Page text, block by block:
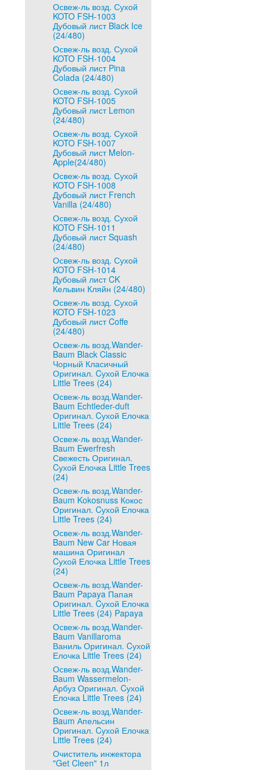
Освеж-ль возд. Сухой
KOTO FSH-1003
Дубовый лист Black Ice
(24/480)
Освеж-ль возд. Сухой
KOTO FSH-1004
Дубовый лист Pina
Colada (24/480)
Освеж-ль возд. Сухой
KOTO FSH-1005
Дубовый лист Lemon
(24/480)
Освеж-ль возд. Сухой
KOTO FSH-1007
Дубовый лист Melon-
Apple(24/480)
Освеж-ль возд. Сухой
KOTO FSH-1008
Дубовый лист French
Vanilla (24/480)
Освеж-ль возд. Сухой
KOTO FSH-1011
Дубовый лист Squash
(24/480)
Освеж-ль возд. Сухой
KOTO FSH-1014
Дубовый лист CK
Кельвин Кляйн (24/480)
Освеж-ль возд. Сухой
KOTO FSH-1023
Дубовый лист Coffe
(24/480)
Освеж-ль возд.Wander-
Baum Black Classic
Чорный Класичный
Оригинал. Cухой Елочка
Little Trees (24)
Освеж-ль возд.Wander-
Baum Echtleder-duft
Оригинал. Cухой Елочка
Little Trees (24)
Освеж-ль возд.Wander-
Baum Ewerfresh
Свежесть Оригинал.
Cухой Елочка Little Trees
(24)
Освеж-ль возд.Wander-
Baum Kokosnuss Кокос
Оригинал. Cухой Елочка
Little Trees (24)
Освеж-ль возд.Wander-
Baum New Car Новая
машина Оригинал
Cухой Елочка Little Trees
(24)
Освеж-ль возд.Wander-
Baum Papaya Папая
Оригинал. Cухой Елочка
Little Trees (24) Papaya
Освеж-ль возд.Wander-
Baum Vanillaroma
Ваниль Оригинал. Cухой
Елочка Little Trees (24)
Освеж-ль возд.Wander-
Baum Wassermelon-
Арбуз Оригинал. Cухой
Елочка Little Trees (24)
Освеж-ль возд.Wander-
Baum Апельсин
Оригинал. Cухой Елочка
Little Trees (24)
Очиститель инжектора
"Get Cleen" 1л